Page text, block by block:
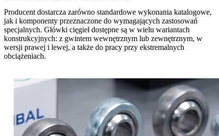
Producent dostarcza zarówno standardowe wykonania katalogowe,
jak i komponenty przeznaczone do wymagających zastosowań
specjalnych. Główki cięgieł dostępne są w wielu wariantach
konstrukcyjnych: z gwintem wewnętrznym lub zewnętrznym, w
wersji prawej i lewej, a także do pracy przy ekstremalnych
obciążeniach.